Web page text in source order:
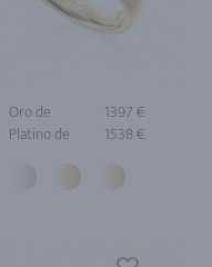
Oro de
1397 €
Platino de
1538 €